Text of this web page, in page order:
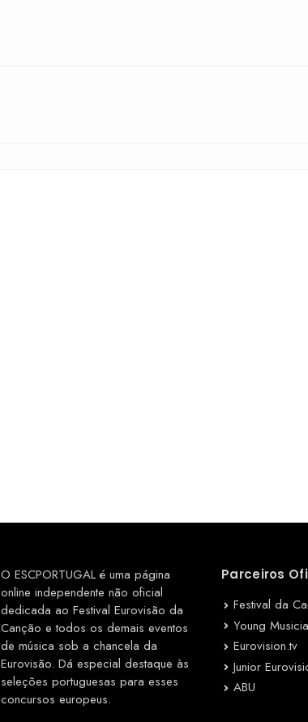
O ESCPORTUGAL é uma página
online independente não oficial
dedicada ao Festival Eurovisão da
Canção e todos os demais eventos
de música sob a chancela da
Eurovisão. Dá especial destaque às
seleções portuguesas para esses
concursos europeus.
Parceiros
Festival da
Young
Eurovision.tv
Junior
ABU